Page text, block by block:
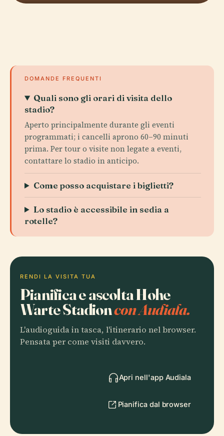
DOMANDE FREQUENTI
Quali sono gli orari di visita dello
stadio?
Aperto principalmente durante gli eventi
programmati; i cancelli aprono 60–90 minuti
prima. Per tour o visite non legate a eventi,
contattare lo stadio in anticipo.
Come posso acquistare i biglietti?
Lo stadio è accessibile in sedia a
rotelle?
RENDI LA VISITA TUA
Pianifica e ascolta Hohe
Warte Stadioncon Audiala.
L'audioguida in tasca, l'itinerario nel browser.
Pensata per come visiti davvero.
Apri nell'app Audiala
Pianifica dal browser